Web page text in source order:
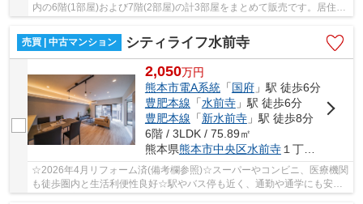
内の6階(1部屋)および7階(2部屋)の計3部屋をまとめて販売です。居住用
に限らず、事務所利用も可能なため、安定した...
売買 | 中古マンション
シティライフ水前寺
2,050万円
熊本市電A系統「国府」駅 徒歩6分
豊肥本線 「水前寺」駅 徒歩6分
豊肥本線 「新水前寺」駅 徒歩8分
6階 / 3LDK / 75.89㎡
熊本県熊本市中央区水前寺１丁目29-16
☆2026年4月リフォーム済(備考欄参照)☆スーパーやコンビニ、医療機関
も徒歩圏内と生活利便性良好☆駅やバス停も近く、通勤や通学にも安心
☆市内各方面へのアクセスも良好です☆出水小・出...